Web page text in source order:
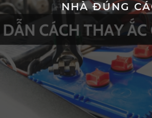
NHÀ ĐÚNG